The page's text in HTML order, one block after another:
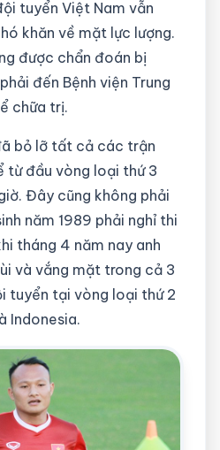
tuyển Việt Nam vẫn
khăn về mặt lực lượng.
được chẩn đoán bị
đến Bệnh viện Trung
chữa trị.
bỏ lỡ tất cả các trận
từ đầu vòng loại thứ 3
Đây cũng không phải
năm 1989 phải nghỉ thi
tháng 4 năm nay anh
và vắng mặt trong cả 3
tuyển tại vòng loại thứ 2
Indonesia.